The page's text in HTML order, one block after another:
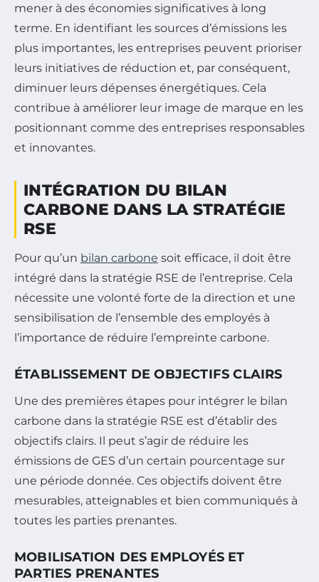
mener à des économies significatives à long
terme. En identifiant les sources d’émissions les
plus importantes, les entreprises peuvent prioriser
leurs initiatives de réduction et, par conséquent,
diminuer leurs dépenses énergétiques. Cela
contribue à améliorer leur image de marque en les
positionnant comme des entreprises responsables
et innovantes.
INTÉGRATION DU BILAN
CARBONE DANS LA STRATÉGIE
RSE
Pour qu’un bilan carbone soit efficace, il doit être
intégré dans la stratégie RSE de l’entreprise. Cela
nécessite une volonté forte de la direction et une
sensibilisation de l’ensemble des employés à
l’importance de réduire l’empreinte carbone.
ÉTABLISSEMENT DE OBJECTIFS CLAIRS
Une des premières étapes pour intégrer le bilan
carbone dans la stratégie RSE est d’établir des
objectifs clairs. Il peut s’agir de réduire les
émissions de GES d’un certain pourcentage sur
une période donnée. Ces objectifs doivent être
mesurables, atteignables et bien communiqués à
toutes les parties prenantes.
MOBILISATION DES EMPLOYÉS ET
PARTIES PRENANTES